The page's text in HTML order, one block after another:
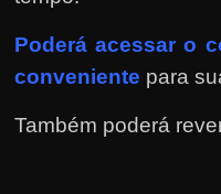
Poderá acessar o
conveniente para
Também poderá